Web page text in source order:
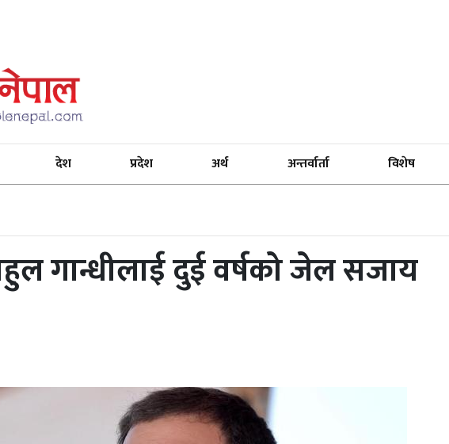
देश प्रदेश अर्थ अन्तर्वार्ता विशेष
गान्धीलाई दुई वर्षको जेल सजाय